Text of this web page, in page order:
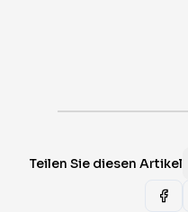
Teilen Sie diesen Artikel